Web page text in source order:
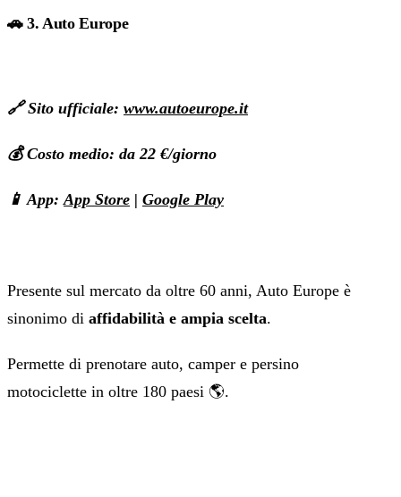
🚗 3. Auto Europe
🔗 Sito ufficiale: www.autoeurope.it
💰 Costo medio: da 22 €/giorno
📱 App: App Store | Google Play
Presente sul mercato da oltre 60 anni, Auto Europe è
sinonimo di affidabilità e ampia scelta.
Permette di prenotare auto, camper e persino
motociclette in oltre 180 paesi 🌎.